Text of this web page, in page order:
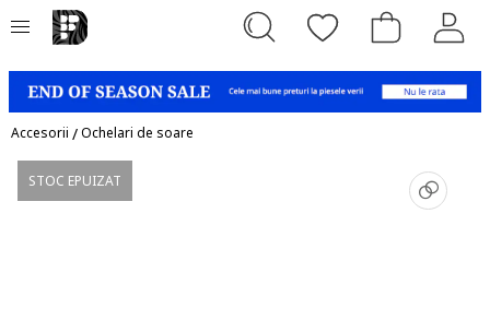
Accesorii /Ochelari de soare
STOC EPUIZAT